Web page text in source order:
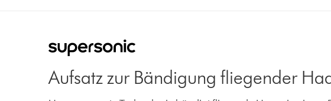
Aufsatz zur Bändigung fliegender